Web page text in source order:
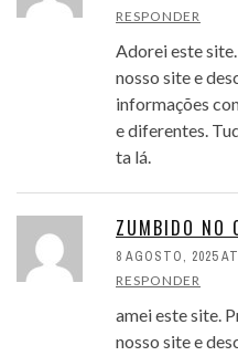
RESPONDER
Adorei este
nosso site e
informações
e diferentes.
ta lá.
ZUMBIDO NO
8 AGOSTO, 2025
RESPONDER
amei este site.
nosso site e